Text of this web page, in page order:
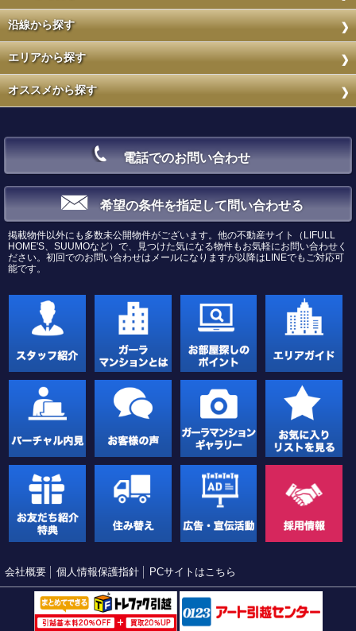
沿線から探す
エリアから探す
オススメから探す
電話でのお問い合わせ
希望の条件を指定して問い合わせる
掲載物件以外にも多数未公開物件がございます。他の不動産サイト（LIFULL
HOME'S、SUUMOなど）で、見つけた気になる物件もお気軽にお問い合わせく
ださい。初回でのお問い合わせはメールになりますが以降はLINEでもご対応可
能です。
会社概要 個人情報保護指針 PCサイトはこちら